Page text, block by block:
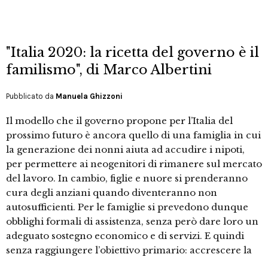
"Italia 2020: la ricetta del governo è il
familismo", di Marco Albertini
Pubblicato da Manuela Ghizzoni
Il modello che il governo propone per l’Italia del
prossimo futuro è ancora quello di una famiglia in cui
la generazione dei nonni aiuta ad accudire i nipoti,
per permettere ai neogenitori di rimanere sul mercato
del lavoro. In cambio, figlie e nuore si prenderanno
cura degli anziani quando diventeranno non
autosufficienti. Per le famiglie si prevedono dunque
obblighi formali di assistenza, senza però dare loro un
adeguato sostegno economico e di servizi. E quindi
senza raggiungere l’obiettivo primario: accrescere la